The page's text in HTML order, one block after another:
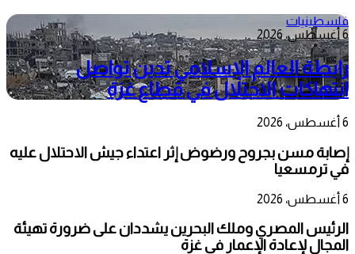
فلسطينيات
6 أغسطس، 2026
رابطة العالم الإسلامي تدين تواصل
انتهاكات الاحتلال في قطاع غزة
6 أغسطس، 2026
إصابة مسن بجروح ورضوض إثر اعتداء جيش الاحتلال عليه
في ترمسعيا
6 أغسطس، 2026
الرئيس المصري وملك البحرين يشددان على ضرورة تهيئة
المجال لإعادة الإعمار في غزة